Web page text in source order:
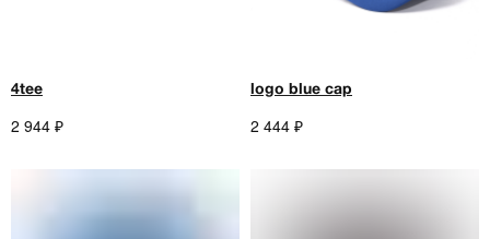
4tee
2 944 ₽
logo blue cap
2 444 ₽